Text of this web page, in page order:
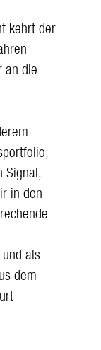
kehrt der
an die
Signal,
in den
als
dem